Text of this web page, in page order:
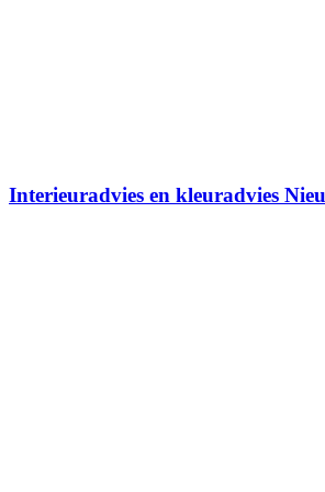
Interieuradvies en kleuradvies